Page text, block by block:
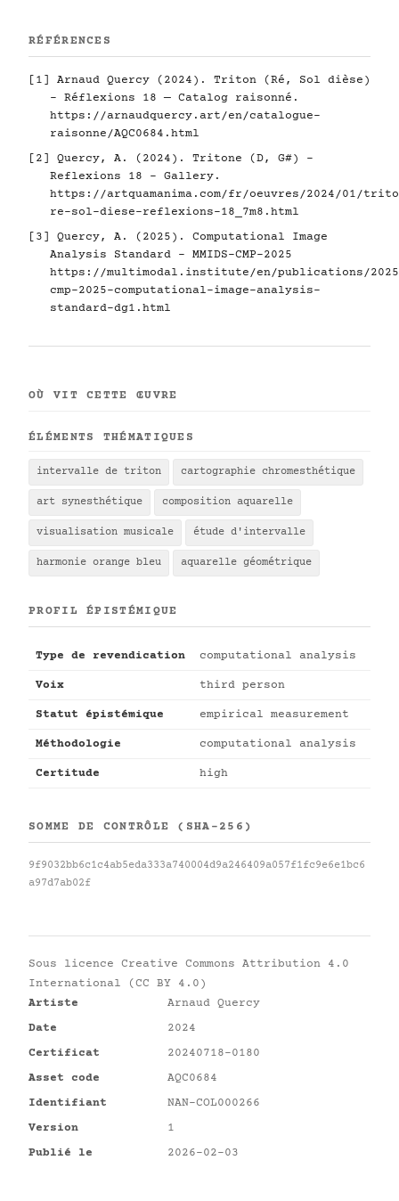
RÉFÉRENCES
[1] Arnaud Quercy (2024). Triton (Ré, Sol dièse)
- Réflexions 18 — Catalog raisonné.
https://arnaudquercy.art/en/catalogue-
raisonne/AQC0684.html
[2] Quercy, A. (2024). Tritone (D, G#) -
Reflexions 18 - Gallery.
https://artquamanima.com/fr/oeuvres/2024/01/
re-sol-diese-reflexions-18_7m8.html
[3] Quercy, A. (2025). Computational Image
Analysis Standard - MMIDS-CMP-2025
https://multimodal.institute/en/publications/2025/
cmp-2025-computational-image-analysis-
standard-dg1.html
OÙ VIT CETTE ŒUVRE
ÉLÉMENTS THÉMATIQUES
intervalle de triton cartographie chromesthétique
art synesthétique composition aquarelle
visualisation musicale étude d'intervalle
harmonie orange bleu aquarelle géométrique
PROFIL ÉPISTÉMIQUE
Type de revendication computational analysis
Voix third person
Statut épistémique empirical measurement
Méthodologie computational analysis
Certitude high
SOMME DE CONTRÔLE (SHA-256)
9f9032bb6c1c4ab5eda333a740004d9a246409a057f1fc9e6e1bc6
a97d7ab02f
Sous licence Creative Commons Attribution 4.0
International (CC BY 4.0)
Artiste
Arnaud Quercy
Date
2024
Certificat
20240718-0180
Asset code
AQC0684
Identifiant
NAN-COL000266
Version
1
Publié le
2026-02-03